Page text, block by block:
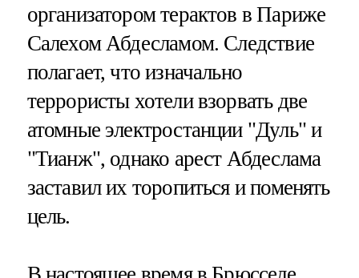
организатором терактов в Париже
Салехом Абдесламом. Следствие
полагает, что изначально
террористы хотели взорвать две
атомные электростанции "Дуль" и
"Тианж", однако арест Абдеслама
заставил их торопиться и поменять
цель.